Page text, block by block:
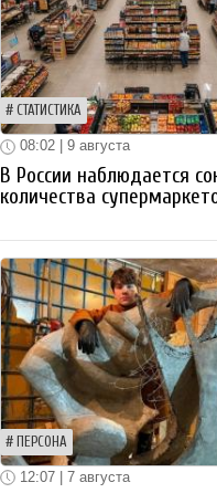
СТАТИСТИКА
08:02 | 9 августа
В России наблюдается
количества
ПЕРСОНА
12:07 | 7 августа